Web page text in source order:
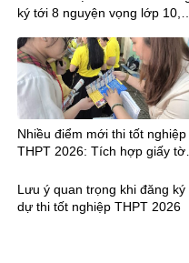
ký tới 8 nguyện vọng lớp 10,
Nhiều điểm mới thi tốt nghiệp
THPT 2026: Tích hợp giấy tờ,
ngày
Lưu ý quan trọng khi đăng ký
dự thi tốt nghiệp THPT 2026